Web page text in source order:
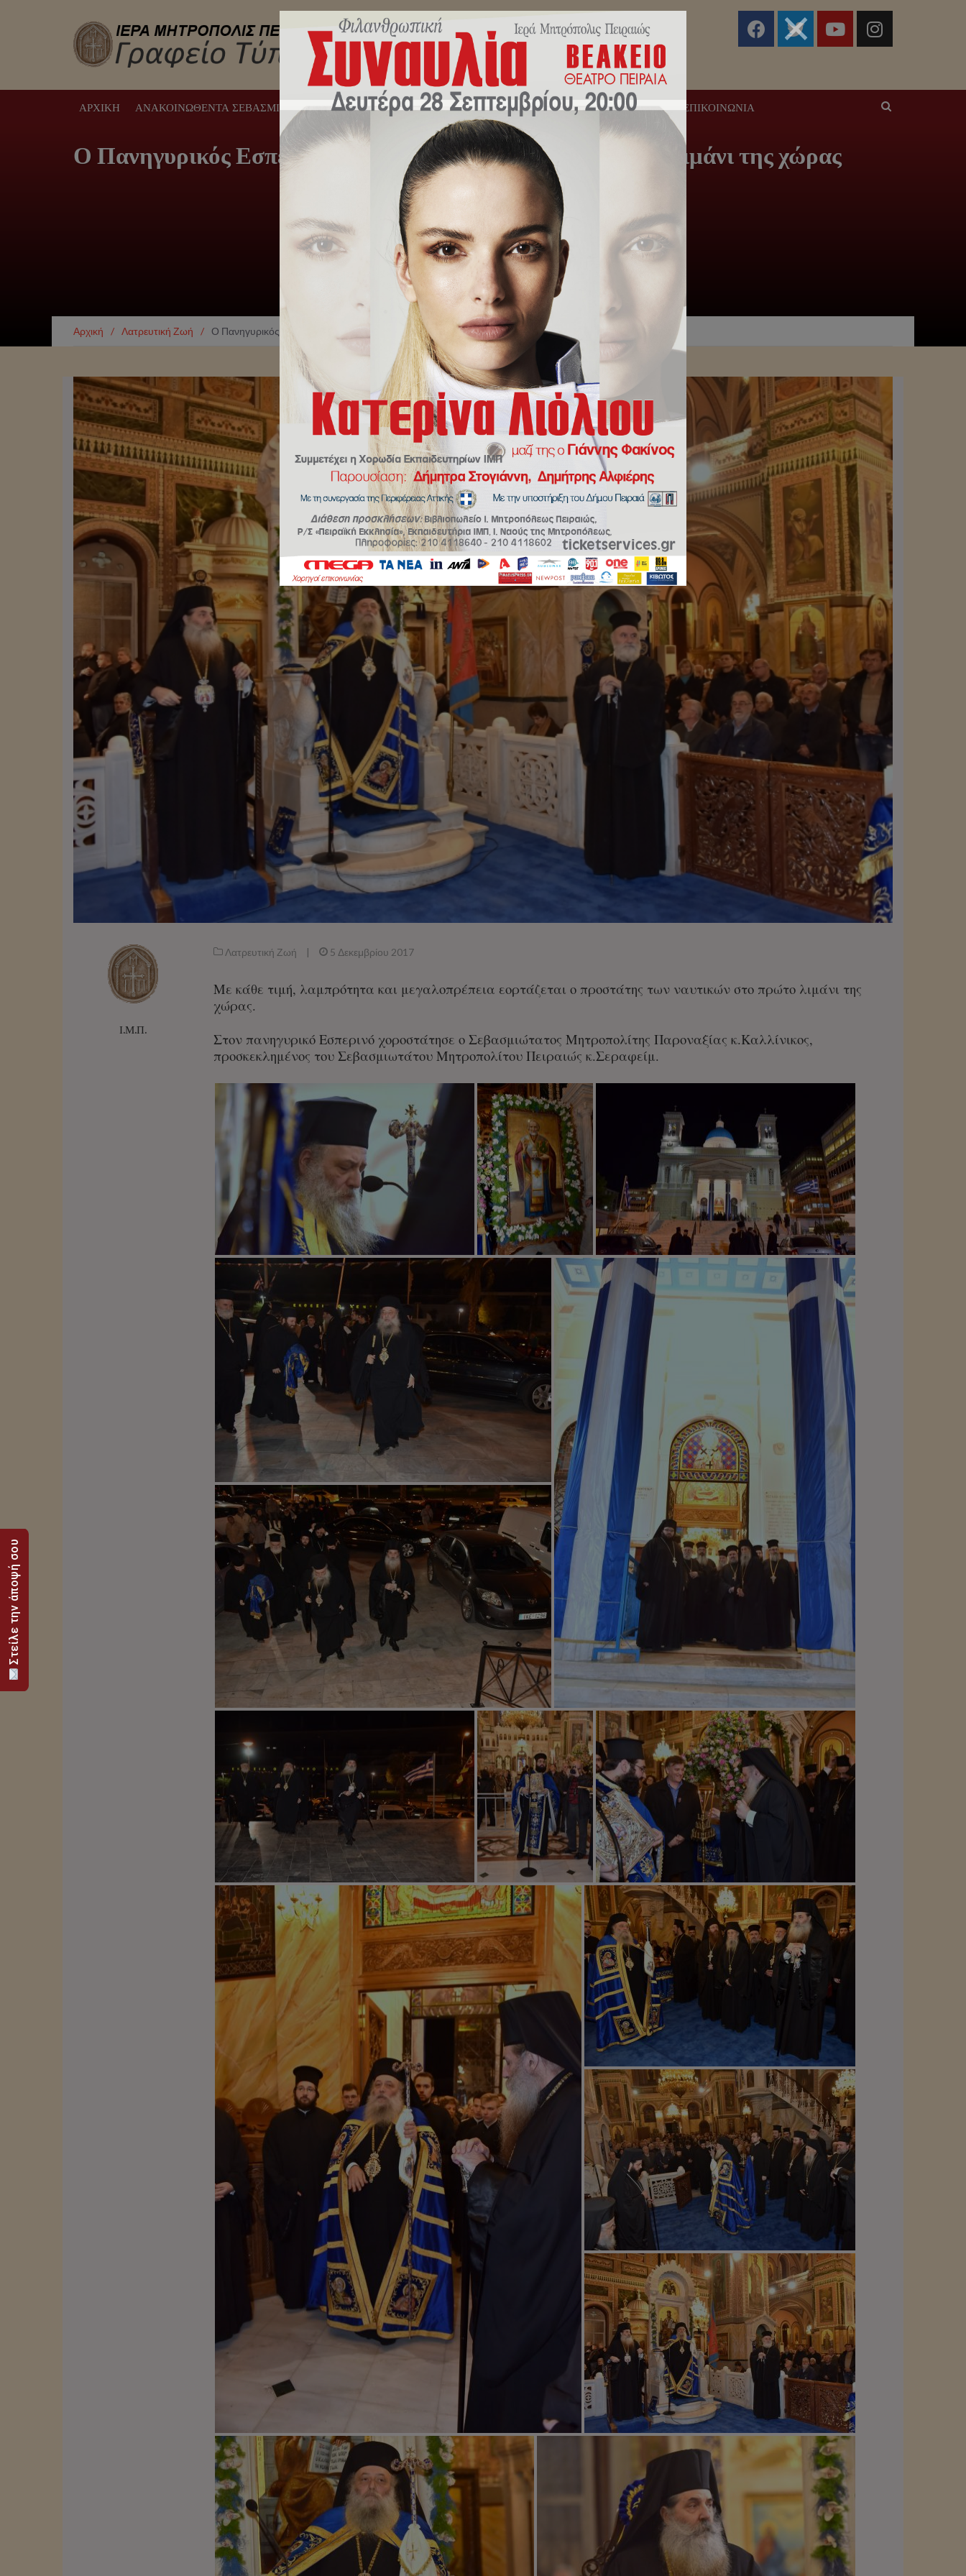
ΑΡΧΙΚΉ ΑΝΑΚΟΙΝΩΘΈΝΤΑ ΣΕΒΑΣΜΙΩΤΆΤΟΥ ΜΗΝΎΜΑΤΑ ΣΕΒΑΣΜΙΩΤΆΤΟΥ ΔΕΛΤΊΑ ΤΎΠΟΥ ΕΚΔΗΛΏΣΕΙΣ ΕΠΙΚΟΙΝΩΝΊΑ
Ο Πανηγυρικός Εσπερινός του Αγίου Νικολάου, στο πρώτο λιμάνι της χώρας
Αρχική / Λατρευτική Ζωή / Ο Πανηγυρικός Εσπερινός του Αγίου Νικολάου, στο πρώτο λιμάνι της χώρας
Ι.Μ.Π.
Λατρευτική Ζωή 5 Δεκεμβρίου 2017
Με κάθε τιμή, λαμπρότητα και μεγαλοπρέπεια εορτάζεται ο προστάτης των ναυτικών στο πρώτο λιμάνι της
χώρας.
Στον πανηγυρικό Εσπερινό χοροστάτησε ο Σεβασμιώτατος Μητροπολίτης Παροναξίας κ.Καλλίνικος,
προσκεκλημένος του Σεβασμιωτάτου Μητροπολίτου Πειραιώς κ.Σεραφείμ.
Στείλε την άποψή σου